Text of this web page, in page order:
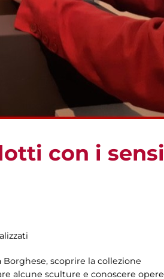
con i sensi
Borghese, scoprire la collezione
alcune sculture e conoscere opere